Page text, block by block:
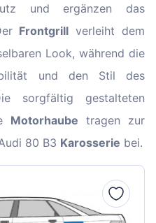
und ergänzen das
Frontgrill verleiht dem
Look, während die
und den Stil des
sorgfältig gestalteten
Motorhaube tragen zur
80 B3 Karosserie bei.